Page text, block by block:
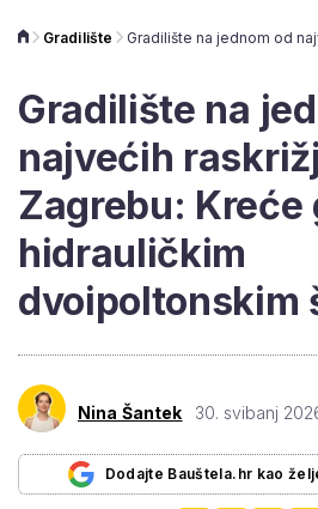
Gradilište
Gradilište na
najvećih
Zagrebu:
hidrauličkim
dvoipoltonskim
Nina Šantek 30. svibanj
Dodajte Bauštela.hr kao